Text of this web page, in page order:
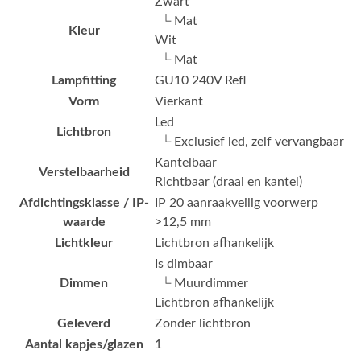
Kleur
└ Mat
Wit
└ Mat
Lampfitting
GU10 240V Refl
Vorm
Vierkant
Lichtbron
Led
└ Exclusief led, zelf vervangbaar
Verstelbaarheid
Kantelbaar
Richtbaar (draai en kantel)
Afdichtingsklasse / IP-
waarde
IP 20 aanraakveilig voorwerp
>12,5 mm
Lichtkleur
Lichtbron afhankelijk
Dimmen
Is dimbaar
└ Muurdimmer
Lichtbron afhankelijk
Geleverd
Zonder lichtbron
Aantal kapjes/glazen
1